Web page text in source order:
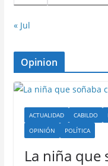
« Jul
Opinion
ACTUALIDAD CABILDO
OPINIÓN
POLÍTICA
La niña que